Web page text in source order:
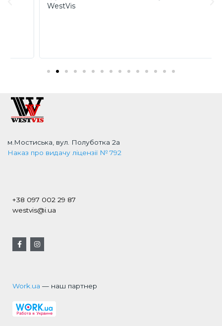
м.Мостиська, вул. Полуботка 2а
Наказ про видачу ліцензії № 792
+38 097 002 29 87
westvis@i.ua
Work.ua — наш партнер